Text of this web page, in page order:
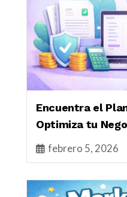
Encuentra el
Optimiza tu
febrero 5, 2026